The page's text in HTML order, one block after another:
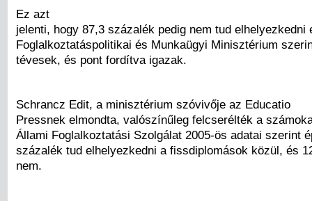
Ez azt
jelenti, hogy 87,3 százalék pedig nem tud elhelyezkedni
Foglalkoztatáspolitikai és Munkaügyi Minisztérium
tévesek, és pont fordítva igazak.
Schrancz Edit, a minisztérium szóvivője az Educatio
Pressnek elmondta, valószínűleg felcserélték a
Állami Foglalkoztatási Szolgálat 2005-ös adatai szerint
százalék tud elhelyezkedni a fissdiplomások közül, és
nem.